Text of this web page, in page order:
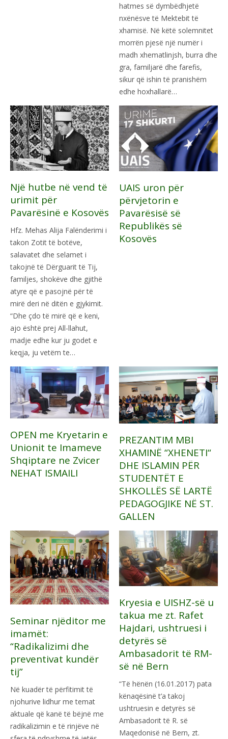
hatmes së dymbëdhjetë
nxënësve të Mektebit të
xhamisë. Në këtë solemnitet
morrën pjesë një numër i
madh xhematlinjsh, burra dhe
gra, familjarë dhe farefis,
sikur që ishin të pranishëm
edhe hoxhallarë…
Një hutbe në vend të
urimit për
Pavarësinë e Kosovës
Hfz. Mehas Alija Falënderimi i
takon Zotit të botëve,
salavatet dhe selamet i
takojnë të Dërguarit të Tij,
familjes, shokëve dhe gjithë
atyre që e pasojnë për të
mirë deri në ditën e gjykimit.
“Dhe çdo të mirë që e keni,
ajo është prej All-llahut,
madje edhe kur ju godet e
keqja, ju vetëm te…
UAIS uron për
përvjetorin e
Pavarësisë së
Republikës së
Kosovës
OPEN me Kryetarin e
Unionit te Imameve
Shqiptare ne Zvicer
NEHAT ISMAILI
PREZANTIM MBI
XHAMINË “XHENETI“
DHE ISLAMIN PËR
STUDENTËT E
SHKOLLËS SË LARTË
PEDAGOGJIKE NË ST.
GALLEN
Seminar njëditor me
imamët:
“Radikalizimi dhe
preventivat kundër
tij”
Në kuadër të përfitimit të
njohurive lidhur me temat
aktuale që kanë të bëjnë me
radikalizimin e të rinjëve në
Kryesia e UISHZ-së u
takua me zt. Rafet
Hajdari, ushtruesi i
detyrës së
Ambasadorit të RM-
së në Bern
“Të hënën (16.01.2017) pata
kënaqësinë t’a takoj
ushtruesin e detyrës së
Ambasadorit të R. së
Maqedonisë në Bern, zt.